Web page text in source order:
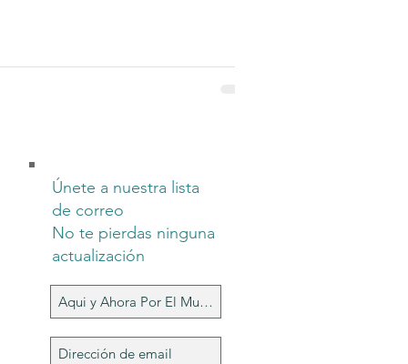
Únete a nuestra lista
de correo
No te pierdas ninguna
actualización